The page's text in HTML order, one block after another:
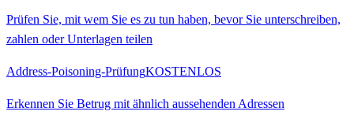
Prüfen Sie, mit wem Sie es zu tun haben, bevor Sie unterschreiben,
zahlen oder Unterlagen teilen
Address-Poisoning-PrüfungKOSTENLOS
Erkennen Sie Betrug mit ähnlich aussehenden Adressen